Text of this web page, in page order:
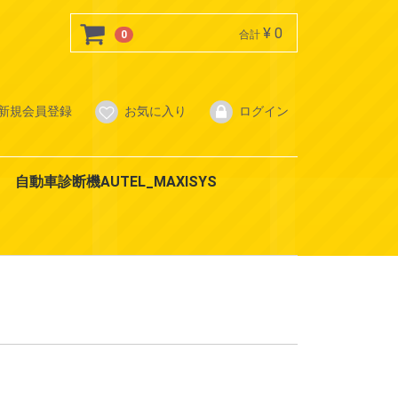
0 合計 ¥ 0
規会員登録 お気に入り ログイン
自動車診断機AUTEL_MAXISYS